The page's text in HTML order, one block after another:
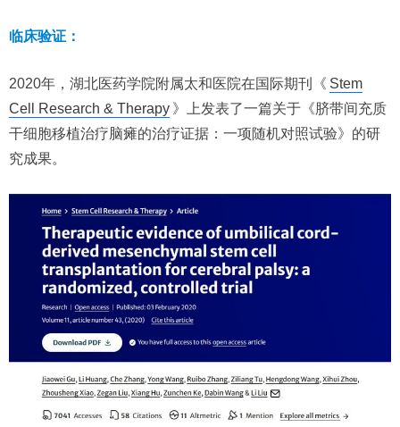
临床验证：
2020年，湖北医药学院附属太和医院在国际期刊《 Stem
Cell Research & Therapy 》上发表了一篇关于《脐带间充质
干细胞移植治疗脑瘫的治疗证据：一项随机对照试验》的研
究成果。